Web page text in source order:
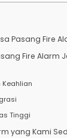
Pasang Fire
Fire Alarm
Keahlian
Tinggi
yang Kami